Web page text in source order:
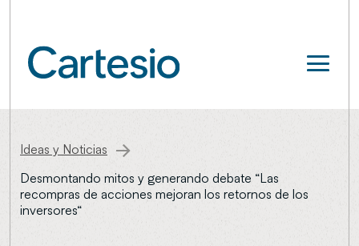
Ideas y Noticias
Desmontando mitos y generando debate “Las
recompras de acciones mejoran los retornos de los
inversores“